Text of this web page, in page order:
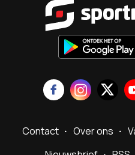
Contact Over ons